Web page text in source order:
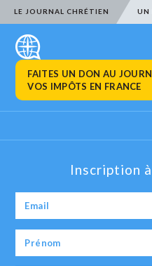
LE JOURNAL CHRÉTIEN UN
FAITES UN DON AU
VOS IMPÔTS EN FRANCE
Inscription